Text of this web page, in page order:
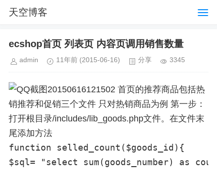
天空博客
ecshop首页 列表页 内容页调用销售数量
admin 11年前 (2015-06-16) 分享 3345
首页的推荐商品包括热
销推荐和促销三个文件 只对热销商品为例 第一步：
打开根目录/includes/lib_goods.php文件。在文件末
尾添加方法
function selled_count($goods_id){
$sql= "select sum(goods_number) as